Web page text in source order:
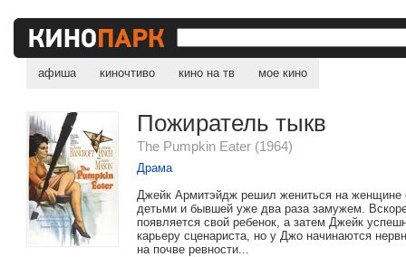
афиша киночтиво кино на тв мое кино
Пожиратель тыкв
The Pumpkin Eater (1964)
Драма
Джейк Армитэйдж решил жениться на женщине
детьми и бывшей уже два раза замужем.
появляется свой ребенок, а затем Джейк
карьеру сценариста, но у Джо начинаются
на почве ревности...